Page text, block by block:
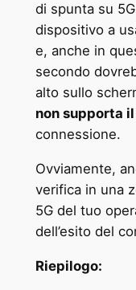
di spunta su
dispositivo a
e, anche in
secondo
alto sullo
non supporta il
connessione.
Ovviamente,
verifica in una
5G del tuo
dell’esito del
Riepilogo: